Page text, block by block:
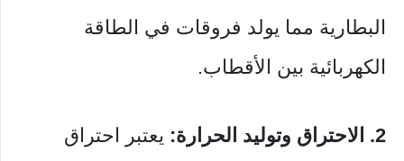
البطارية مما يولد فروقات في الطاقة
الكهربائية بين الأقطاب.
2. الاحتراق وتوليد الحرارة: يعتبر احتراق